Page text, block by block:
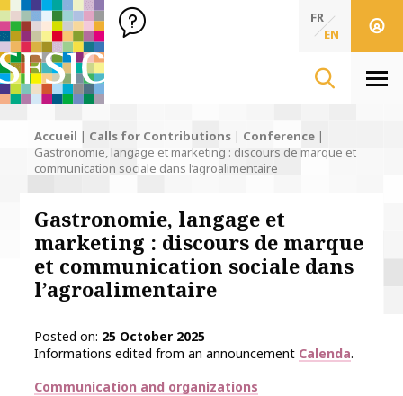
SFSIC Société Française des Sciences de l'Information & de
Société Française des Sciences de
FR
EN
Accueil | Calls for Contributions | Conference |
Gastronomie, langage et marketing : discours de marque et
communication sociale dans l’agroalimentaire
Gastronomie, langage et
marketing : discours de marque
et communication sociale dans
l’agroalimentaire
Posted on 25 October 2025
Informations edited from an announcement Calenda.
Thématiques
Communication and organizations